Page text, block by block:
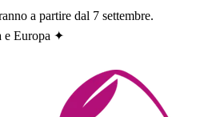
a partire dal 7 settembre.
e Europa ✦